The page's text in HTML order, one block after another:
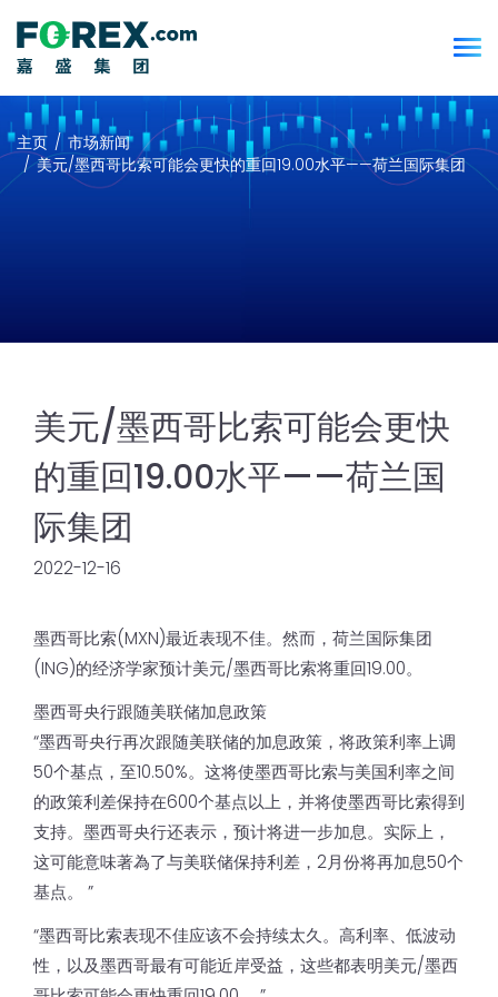
主页
市场新闻
美元/墨西哥比索可能会更快的重回19.00水平——荷兰国际集团
美元/墨西哥比索可能会更快
的重回19.00水平——荷兰国
际集团
2022-12-16
墨西哥比索(MXN)最近表现不佳。然而，荷兰国际集团
(ING)的经济学家预计美元/墨西哥比索将重回19.00。
墨西哥央行跟随美联储加息政策
“墨西哥央行再次跟随美联储的加息政策，将政策利率上调
50个基点，至10.50%。这将使墨西哥比索与美国利率之间
的政策利差保持在600个基点以上，并将使墨西哥比索得到
支持。墨西哥央行还表示，预计将进一步加息。实际上，
这可能意味著為了与美联储保持利差，2月份将再加息50个
基点。 ”
“墨西哥比索表现不佳应该不会持续太久。高利率、低波动
性，以及墨西哥最有可能近岸受益，这些都表明美元/墨西